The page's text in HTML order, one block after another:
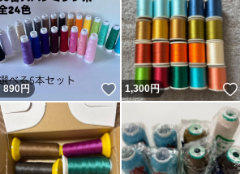
#ロックミシン糸haku
#ハンドメイド
#ロック
#ロックミシン
#ロック糸
#テイジンテトロン
890円 いいね！
1,300円